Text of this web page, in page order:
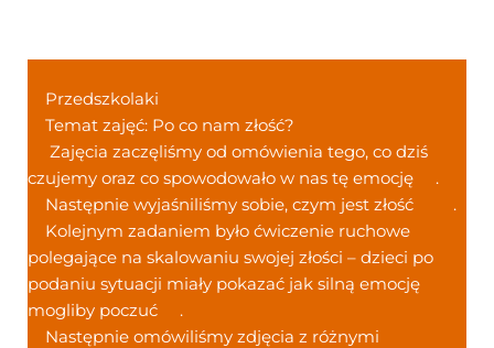
Przedszkolaki
Temat zajęć: Po co nam złość?
Zajęcia zaczęliśmy od omówienia tego, co dziś
czujemy oraz co spowodowało w nas tę emocję
.
Następnie wyjaśniliśmy sobie, czym jest złość
.
Kolejnym zadaniem było ćwiczenie ruchowe
polegające na skalowaniu swojej złości – dzieci po
podaniu sytuacji miały pokazać jak silną emocję
mogliby poczuć
.
Następnie omówiliśmy zdjęcia z różnymi